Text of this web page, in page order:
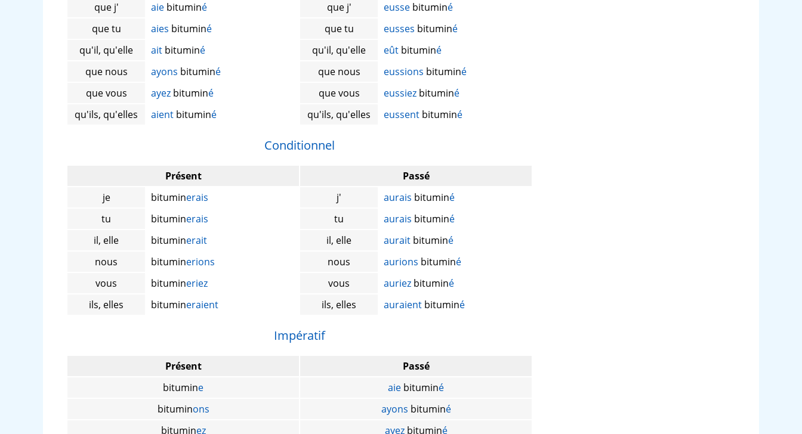
que j'
aie bituminé
que tu
aies bituminé
qu'il, qu'elle
ait bituminé
que nous
ayons bituminé
que vous
ayez bituminé
qu'ils, qu'elles
aient bituminé
que j'
eusse bituminé
que tu
eusses bituminé
qu'il, qu'elle
eût bituminé
que nous
eussions bituminé
que vous
eussiez bituminé
qu'ils, qu'elles
eussent bituminé
Conditionnel
Présent
je
bituminerais
tu
bituminerais
il, elle
bituminerait
nous
bituminerions
vous
bitumineriez
ils, elles
bitumineraient
Passé
j'
aurais bituminé
tu
aurais bituminé
il, elle
aurait bituminé
nous
aurions bituminé
vous
auriez bituminé
ils, elles
auraient bituminé
Impératif
Présent
bitumine
bituminons
bituminez
Passé
aie bituminé
ayons bituminé
ayezbituminé